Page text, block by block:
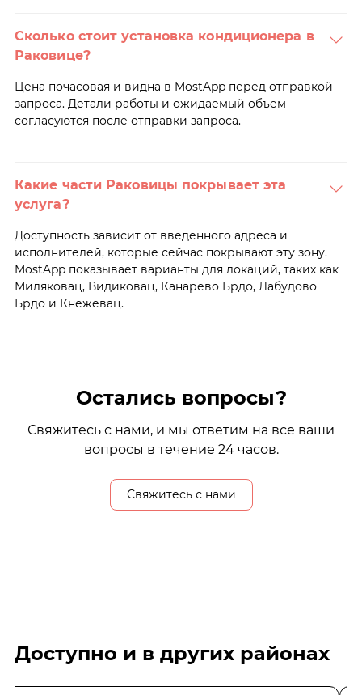
Сколько стоит установка кондиционера в
Раковице?
Цена почасовая и видна в MostApp перед отправкой
запроса. Детали работы и ожидаемый объем
согласуются после отправки запроса.
Какие части Раковицы покрывает эта
услуга?
Доступность зависит от введенного адреса и
исполнителей, которые сейчас покрывают эту зону.
MostApp показывает варианты для локаций, таких как
Миляковац, Видиковац, Канарево Брдо, Лабудово
Брдо и Кнежевац.
Остались вопросы?
Свяжитесь с нами, и мы ответим на все ваши
вопросы в течение 24 часов.
Свяжитесь с нами
Доступно и в других районах